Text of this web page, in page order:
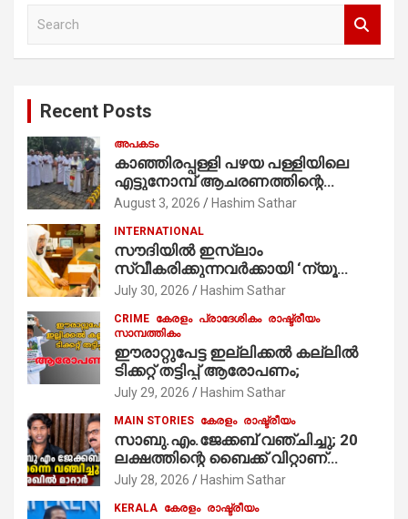
Recent Posts
അപകടം
കാഞ്ഞിരപ്പള്ളി പഴയ പള്ളിയിലെ
എട്ടുനോമ്പ് ആചരണത്തിന്റെ
ഭാഗമായുള്ള പന്തലിന്റെ കാൽനാട്ട്
കുര്യൻ താമരശ്ശേരി
നിർവഹിക്കുന്നു.
August 3, 2026 Hashim Sathar
INTERNATIONAL
സൗദിയില്‍ ഇസ്‌ലാം
സ്വീകരിക്കുന്നവര്‍ക്കായി ‘ന്യൂ
മുസ്ലിം’ ഡിജിറ്റല്‍ കാര്‍ഡ് സേവനം
July 30, 2026 Hashim Sathar
CRIME കേരളം പ്രാദേശികം രാഷ്ട്രീയം
സാമ്പത്തികം
ഈരാറ്റുപേട്ട ഇല്ലിക്കൽ കല്ലിൽ
ടിക്കറ്റ് തട്ടിപ്പ് ആരോപണം;
July 29, 2026 Hashim Sathar
MAIN STORIES കേരളം രാഷ്ട്രീയം
സാബു.എം.ജേക്കബ് വഞ്ചിച്ചു; 20
ലക്ഷത്തിന്റെ ബൈക്ക് വിറ്റാണ്
തൃക്കാക്കരയില്‍ മത്സരിച്ചത്!
മാത്രമാണ് ഉണ്ടായിരുന്നത്;
July 28, 2026 Hashim Sathar
KERALA കേരളം രാഷ്ട്രീയം